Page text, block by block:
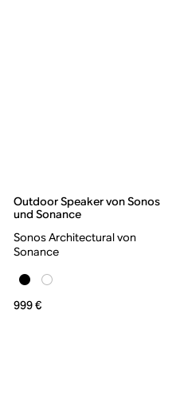
Outdoor Speaker von Sonos
und Sonance
Sonos Architectural von
Sonance
999 €